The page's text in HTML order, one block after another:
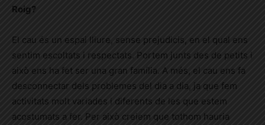
Roig?
El cau és un espai lliure, sense prejudicis, en el qual ens
sentim escoltats i respectats. Portem junts des de petits i
això ens ha fet ser una gran família. A més, el cau ens fa
desconnectar dels problemes del dia a dia, ja que fem
activitats molt variades i diferents de les que estem
acostumats a fer. Per això creiem que tothom hauria